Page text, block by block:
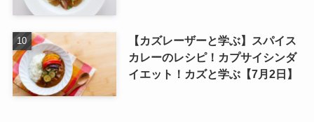
【カズレーザーと学ぶ】スパイス
カレーのレシピ！カプサイシンダ
イエット！カズと学ぶ【7月2日】